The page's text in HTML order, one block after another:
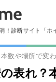
！診断サイト「ホ
数や場所で変
表れ？